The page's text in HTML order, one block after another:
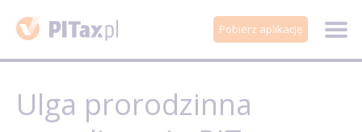
Pobierz aplikację
Ulga prorodzinna